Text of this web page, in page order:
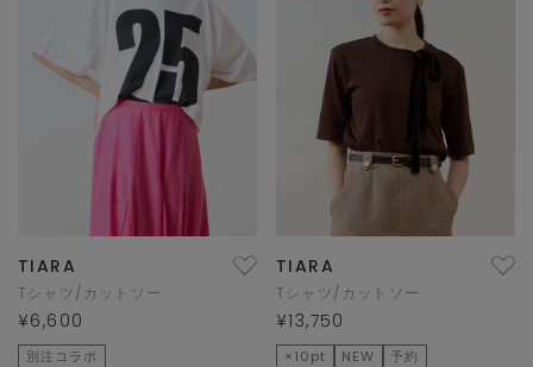
TIARA
Tシャツ/カットソー
¥6,600
別注コラボ
TIARA
Tシャツ/カットソー
¥13,750
×10pt NEW 予約